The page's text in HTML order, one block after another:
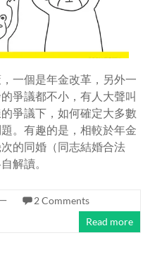
一個是年金改革，另外一
爭議都不小，有人大聲叫
爭議下，如何確定大多數
。有趣的是，相較於年金
的同婚（同志結婚合法
解讀。
2 Comments
Read more